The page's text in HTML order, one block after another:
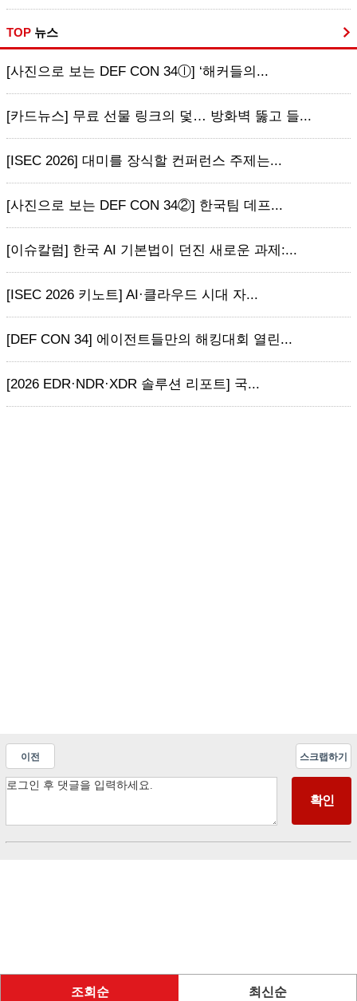
TOP 뉴스
[사진으로 보는 DEF CON 34ⓛ] ‘해커들의...
[카드뉴스] 무료 선물 링크의 덫… 방화벽 뚫고 들...
[ISEC 2026] 대미를 장식할 컨퍼런스 주제는...
[사진으로 보는 DEF CON 34②] 한국팀 데프...
[이슈칼럼] 한국 AI 기본법이 던진 새로운 과제:...
[ISEC 2026 키노트] AI·클라우드 시대 자...
[DEF CON 34] 에이전트들만의 해킹대회 열린...
[2026 EDR·NDR·XDR 솔루션 리포트] 국...
이전 스크랩하기
조회순 최신순